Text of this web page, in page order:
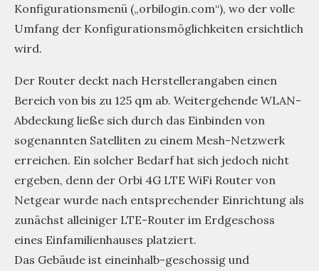
Konfigurationsmenü („orbilogin.com“), wo der volle
Umfang der Konfigurationsmöglichkeiten ersichtlich
wird.
Der Router deckt nach Herstellerangaben einen
Bereich von bis zu 125 qm ab. Weitergehende WLAN-
Abdeckung ließe sich durch das Einbinden von
sogenannten Satelliten zu einem Mesh-Netzwerk
erreichen. Ein solcher Bedarf hat sich jedoch nicht
ergeben, denn der Orbi 4G LTE WiFi Router von
Netgear wurde nach entsprechender Einrichtung als
zunächst alleiniger LTE-Router im Erdgeschoss
eines Einfamilienhauses platziert.
Das Gebäude ist eineinhalb-geschossig und